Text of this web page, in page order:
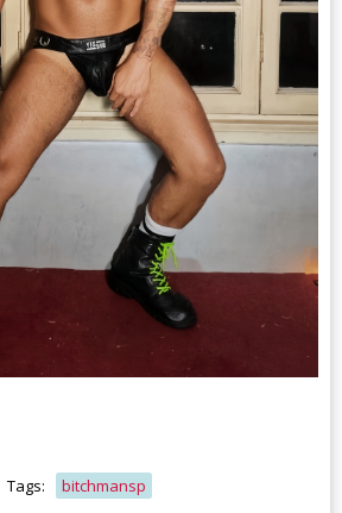
Tags: bitchmansp